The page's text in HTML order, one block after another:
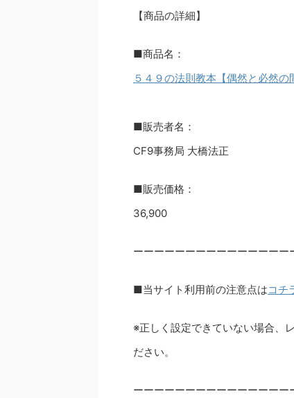
【商品の詳細】
■商品名：
５４９の法則教本【偶然と必然の
■販売者名：
CF9事務局 大橋法正
■販売価格：
36,900
ーーーーーーーーーーーーーー
■当サイト利用前の注意点はコチ
※正しく設定できていない場合、
ださい。
ーーーーーーーーーーーーーー